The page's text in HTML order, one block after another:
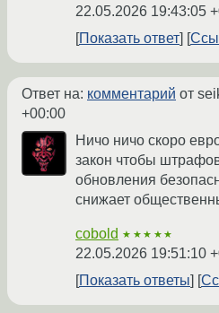
22.05.2026 19:43:05
Показать ответ
Ответ на: комментарий от
+00:00
Ничо ничо скоро
закон чтобы
обновления
снижает
cobold ★★★★★
22.05.2026 19:51:10
Показать ответы